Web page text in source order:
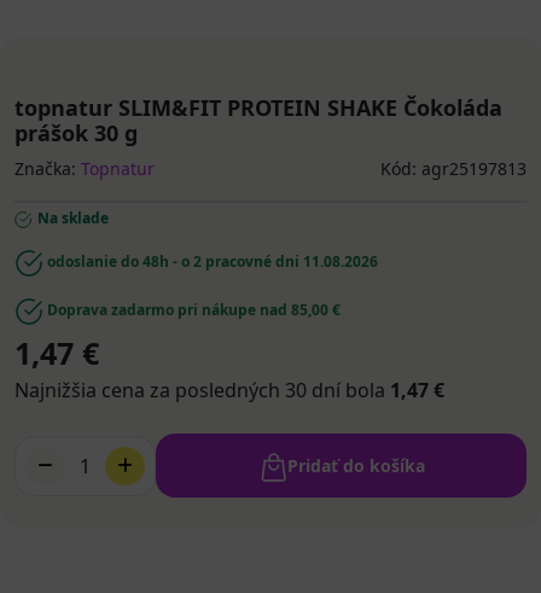
topnatur SLIM&FIT PROTEIN SHAKE Čokoláda
prášok 30 g
Značka: Topnatur Kód: agr25197813
Na sklade
odoslanie do 48h - o 2 pracovné dni 11.08.2026
Doprava zadarmo pri nákupe nad 85,00 €
1,47 €
Najnižšia cena za posledných 30 dní bola 1,47 €
1 Pridať do košíka